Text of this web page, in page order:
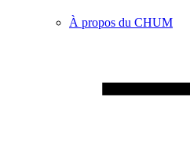
À propos du CHUM